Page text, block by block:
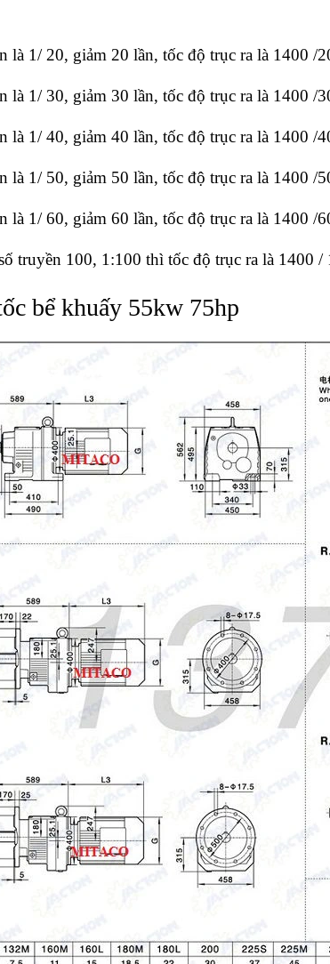
là 1/ 20, giảm 20 lần, tốc độ trục ra là 1400 /
là 1/ 30, giảm 30 lần, tốc độ trục ra là 1400 /
là 1/ 40, giảm 40 lần, tốc độ trục ra là 1400 /
là 1/ 50, giảm 50 lần, tốc độ trục ra là 1400 /
là 1/ 60, giảm 60 lần, tốc độ trục ra là 1400 /
truyền 100, 1:100 thì tốc độ trục ra là 1400
bể khuấy 55kw 75hp